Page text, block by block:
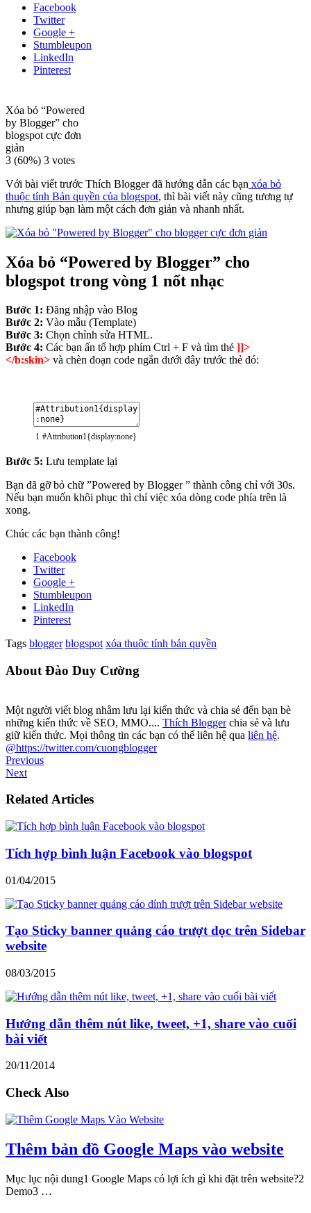
Facebook
Twitter
Google +
Stumbleupon
LinkedIn
Pinterest
Xóa bỏ “Powered
by Blogger” cho
blogspot cực đơn
giản
3 (60%) 3 votes
Với bài viết trước Thích Blogger đã hướng dẫn các bạn xóa bỏ
thuộc tính Bản quyền của blogspot, thì bài viết này cũng tương tự
nhưng giúp bạn làm một cách đơn giản và nhanh nhất.
Xóa bỏ “Powered by Blogger” cho
blogspot trong vòng 1 nốt nhạc
Bước 1: Đăng nhập vào Blog
Bước 2: Vào mẫu (Template)
Bước 3: Chọn chỉnh sửa HTML.
Bước 4: Các bạn ấn tổ hợp phím Ctrl + F và tìm thẻ ]]>
</b:skin> và chèn đoạn code ngắn dưới đây trước thẻ đó:
1 #Attribution1{display:none}
Bước 5: Lưu template lại
Bạn đã gỡ bỏ chữ ”Powered by Blogger ” thành công chỉ với 30s.
Nếu bạn muốn khôi phục thì chỉ việc xóa dòng code phía trên là
xong.
Chúc các bạn thành công!
Facebook
Twitter
Google +
Stumbleupon
LinkedIn
Pinterest
Tags blogger blogspot xóa thuộc tính bản quyền
About Đào Duy Cường
Một người viết blog nhằm lưu lại kiến thức và chia sẻ đến bạn bè
những kiến thức về SEO, MMO.... Thích Bloggerchia sẻ và lưu
giữ kiến thức. Mọi thông tin các bạn có thể liên hệ qua liên hệ.
@https://twitter.com/cuongblogger
Previous
Next
Related Articles
Tích hợp bình luận Facebook vào blogspot
01/04/2015
Tạo Sticky banner quảng cáo trượt dọc trên Sidebar
website
08/03/2015
Hướng dẫn thêm nút like, tweet, +1, share vào cuối
bài viết
20/11/2014
Check Also
Thêm bản đồ Google Maps vào website
Mục lục nội dung1 Google Maps có lợi ích gì khi đặt trên website?2
Demo3 …